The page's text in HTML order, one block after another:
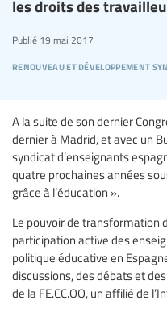
les droits des
renouveau et développement
Publié 19 mai 2017
A la suite de son dernier
dernier à Madrid, et avec un
syndicat d’enseignants
quatre prochaines années
grâce à l’éducation ».
Le pouvoir de transformation
participation active des
politique éducative en
discussions, des débats et
de la FE.CC.OO, un affilié de